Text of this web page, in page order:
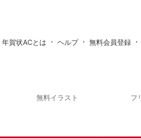
年賀状ACとは ・ ヘルプ・ 無料会員登録
無料イラスト フ